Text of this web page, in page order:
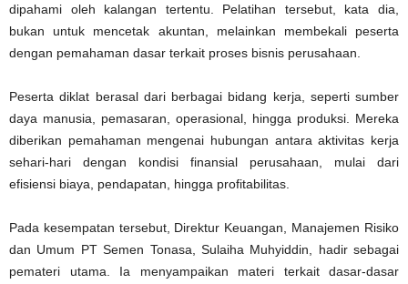
dipahami oleh kalangan tertentu. Pelatihan tersebut, kata dia,
bukan untuk mencetak akuntan, melainkan membekali peserta
dengan pemahaman dasar terkait proses bisnis perusahaan.
Peserta diklat berasal dari berbagai bidang kerja, seperti sumber
daya manusia, pemasaran, operasional, hingga produksi. Mereka
diberikan pemahaman mengenai hubungan antara aktivitas kerja
sehari-hari dengan kondisi finansial perusahaan, mulai dari
efisiensi biaya, pendapatan, hingga profitabilitas.
Pada kesempatan tersebut, Direktur Keuangan, Manajemen Risiko
dan Umum PT Semen Tonasa, Sulaiha Muhyiddin, hadir sebagai
pemateri utama. Ia menyampaikan materi terkait dasar-dasar